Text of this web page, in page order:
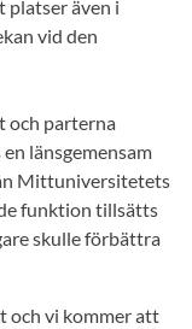
platser även i
vid den
och parterna
länsgemensam
Mittuniversitetets
funktion tillsätts
skulle förbättra
och vi kommer att